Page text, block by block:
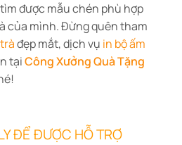
được mẫu chén phù hợp
của mình. Đừng quên tham
đẹp mắt, dịch vụ in bộ ấm
tạiCông Xưởng Quà Tặng
ĐỂ ĐƯỢC HỖ TRỢ